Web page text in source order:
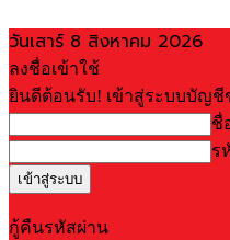
วันเสาร์ 8 สิงหาคม 2026
ลงชื่อเข้าใช้
ยินดีต้อนรับ! เข้าสู่ระบบบัญ
ชื่
ร
กู้คืนรหัสผ่าน